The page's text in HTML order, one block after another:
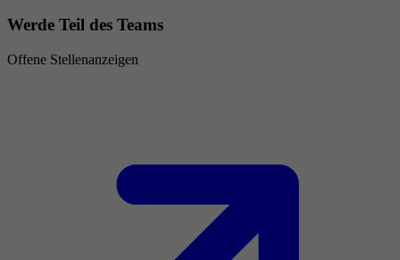
Werde Teil des Teams
Offene Stellenanzeigen